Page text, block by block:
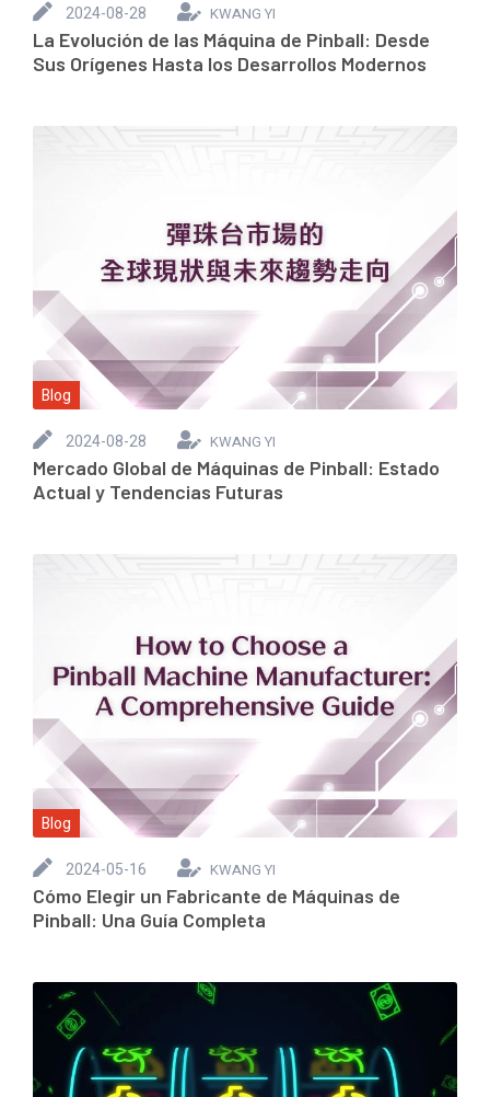
2024-08-28
KWANG YI
La Evolución de las Máquina de Pinball: Desde
Sus Orígenes Hasta los Desarrollos Modernos
Blog
2024-08-28
KWANG YI
Mercado Global de Máquinas de Pinball: Estado
Actual y Tendencias Futuras
Blog
2024-05-16
KWANG YI
Cómo Elegir un Fabricante de Máquinas de
Pinball: Una Guía Completa